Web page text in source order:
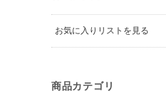
お気に入りリストを見る
商品カテゴリ